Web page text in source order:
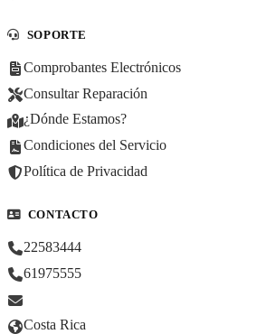
SOPORTE
Comprobantes Electrónicos
Consultar Reparación
¿Dónde Estamos?
Condiciones del Servicio
Política de Privacidad
CONTACTO
22583444
61975555
Costa Rica